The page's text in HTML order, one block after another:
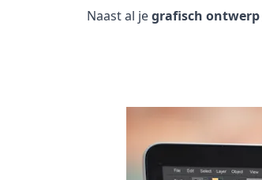
Naast al jegrafisch ontwerp